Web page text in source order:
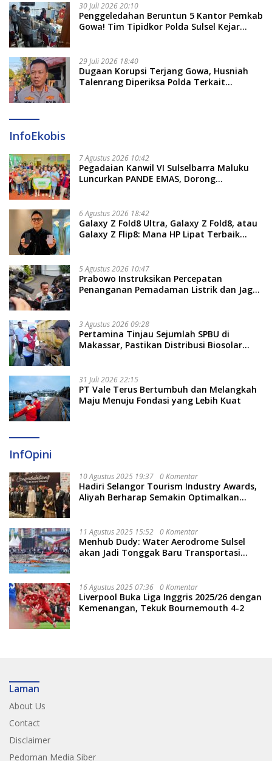
30 Juli 2026 20:10
Penggeledahan Beruntun 5 Kantor Pemkab
Gowa! Tim Tipidkor Polda Sulsel Kejar
29 Juli 2026 18:40
Dugaan Korupsi Terjang Gowa, Husniah
Talenrang Diperiksa Polda Terkait
InfoEkobis
7 Agustus 2026 10:42
Pegadaian Kanwil VI Sulselbarra Maluku
Luncurkan PANDE EMAS, Dorong
6 Agustus 2026 18:42
Galaxy Z Fold8 Ultra, Galaxy Z Fold8, atau
Galaxy Z Flip8: Mana HP Lipat Terbaik
5 Agustus 2026 10:47
Prabowo Instruksikan Percepatan
Penanganan Pemadaman Listrik dan Jaga
3 Agustus 2026 09:28
Pertamina Tinjau Sejumlah SPBU di
Makassar, Pastikan Distribusi Biosolar
31 Juli 2026 22:15
PT Vale Terus Bertumbuh dan Melangkah
Maju Menuju Fondasi yang Lebih Kuat
InfOpini
10 Agustus 2025 19:37 0 Komentar
Hadiri Selangor Tourism Industry Awards,
Aliyah Berharap Semakin Optimalkan
11 Agustus 2025 15:52 0 Komentar
Menhub Dudy: Water Aerodrome Sulsel
akan Jadi Tonggak Baru Transportasi
16 Agustus 2025 07:36 0 Komentar
Liverpool Buka Liga Inggris 2025/26 dengan
Kemenangan, Tekuk Bournemouth 4-2
Laman
About Us
Contact
Disclaimer
Pedoman Media Siber